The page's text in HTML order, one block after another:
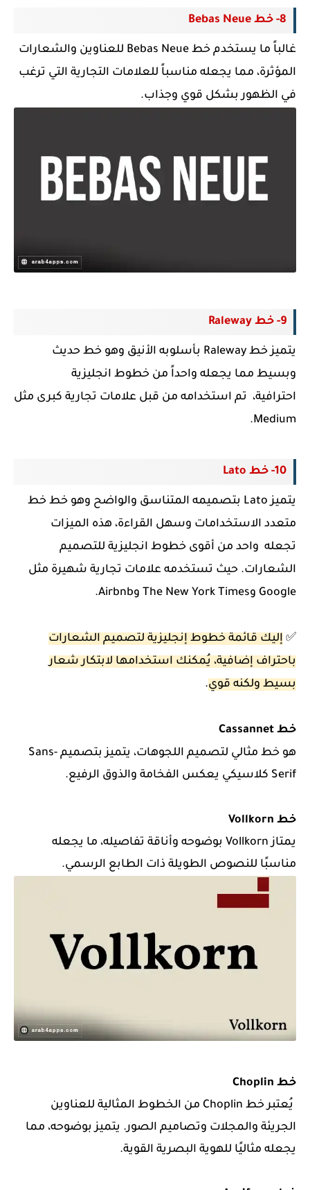
8- خط Bebas Neue
غالباً ما يستخدم خط Bebas Neue للعناوين والشعارات
المؤثرة، مما يجعله مناسباً للعلامات التجارية التي ترغب
في الظهور بشكل قوي وجذاب.
9- خط Raleway
يتميز خط Raleway بأسلوبه الأنيق وهو
خط حديث
وبسيط مما يجعله واحداً من خطوط انجليزية
احترافية،
تم استخدامه من قبل علامات تجارية كبرى مثل
Medium.
10- خط Lato
يتميز Lato بتصميمه المتناسق والواضح وهو خط خط
متعدد الاستخدامات وسهل القراءة، هذه الميزات
تجعله واحد من أقوى خطوط انجليزية للتصميم
الشعارات. حيث تستخدمه علامات تجارية شهيرة مثل
Google وThe New York Times وAirbnb.
✅ إليك قائمة خطوط إنجليزية لتصميم الشعارات
باحتراف إضافية، يُمكنك استخدامها لابتكار شعار
بسيط ولكنه قوي.
خط Cassannet
هو خط مثالي لتصميم اللجوهات، يتميز بتصميم Sans-
Serif كلاسيكي يعكس الفخامة والذوق الرفيع.
خط Vollkorn
يمتاز Vollkorn بوضوحه وأناقة تفاصيله، ما يجعله
مناسبًا للنصوص الطويلة ذات الطابع الرسمي.
خط Choplin
يُعتبر خط Choplin من الخطوط المثالية للعناوين
الجريئة والمجلات وتصاميم الصور. يتميز بوضوحه، مما
يجعله مثاليًا للهوية البصرية القوية.